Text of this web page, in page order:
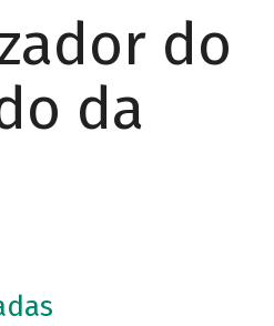
do
da